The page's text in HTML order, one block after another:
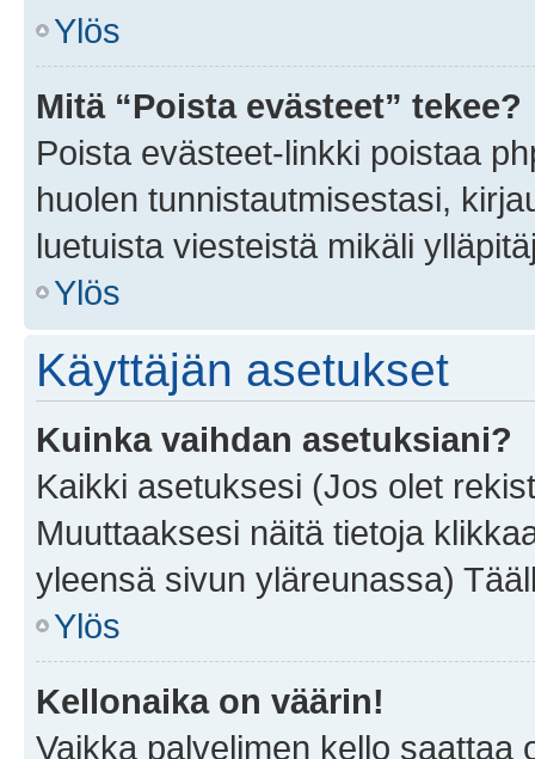
Ylös
Mitä “Poista evästeet” tekee?
Poista evästeet-linkki poistaa
huolen tunnistautmisestasi,
luetuista viesteistä mikäli
Ylös
Käyttäjän asetukset
Kuinka vaihdan asetuksiani?
Kaikki asetuksesi (Jos olet
Muuttaaksesi näitä tietoja
yleensä sivun yläreunassa)
Ylös
Kellonaika on väärin!
Vaikka palvelimen kello saattaa